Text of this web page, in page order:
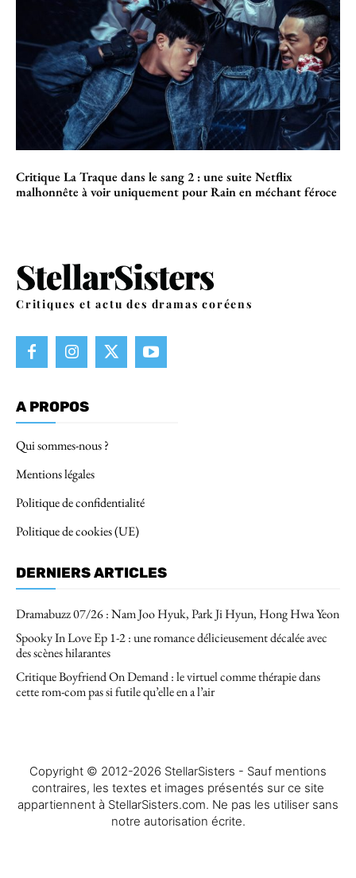
Critique La Traque dans le sang 2 : une suite Netflix
malhonnête à voir uniquement pour Rain en méchant féroce
Critiques et actu des dramas coréens
A PROPOS
Qui sommes-nous ?
Mentions légales
Politique de confidentialité
Politique de cookies (UE)
DERNIERS ARTICLES
Dramabuzz 07/26 : Nam Joo Hyuk, Park Ji Hyun, Hong Hwa Yeon
Spooky In Love Ep 1-2 : une romance délicieusement décalée avec
des scènes hilarantes
Critique Boyfriend On Demand : le virtuel comme thérapie dans
cette rom-com pas si futile qu’elle en a l’air
Copyright © 2012-2026 StellarSisters - Sauf mentions
contraires, les textes et images présentés sur ce site
appartiennent à StellarSisters.com. Ne pas les utiliser sans
notre autorisation écrite.